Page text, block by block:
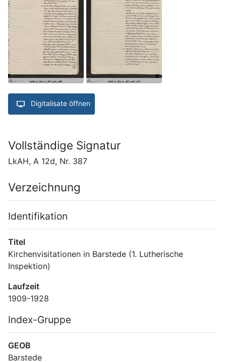
Digitalisate öffnen
Vollständige Signatur
LkAH, A 12d, Nr. 387
Verzeichnung
Identifikation
Titel
Kirchenvisitationen in Barstede (1. Lutherische
Inspektion)
Laufzeit
1909-1928
Index-Gruppe
GEOB
Barstede